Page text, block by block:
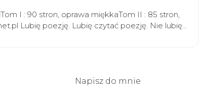
I : 90 stron, oprawa miękkaTom II : 85 stron,
Lubię poezję. Lubię czytać poezję. Nie lubię…
Napisz do mnie